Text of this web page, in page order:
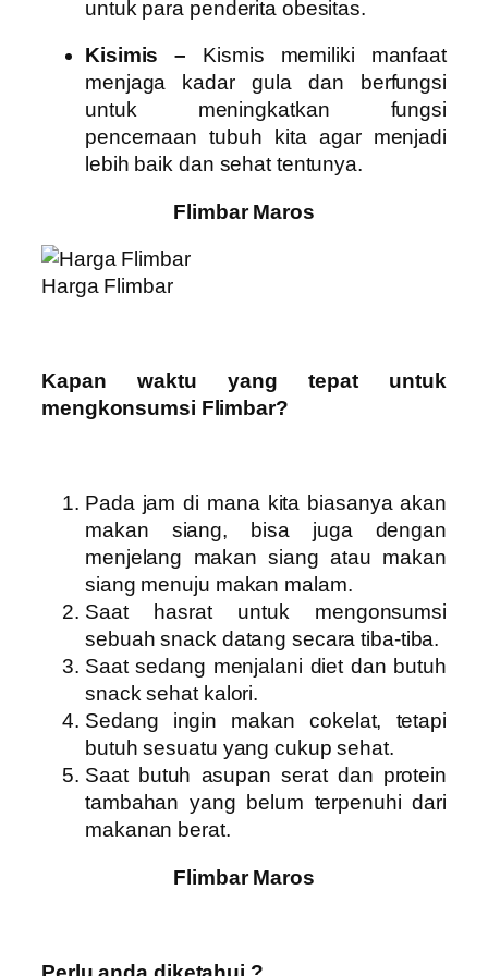
untuk para penderita obesitas.
Kisimis – Kismis memiliki manfaat
menjaga kadar gula dan berfungsi
untuk meningkatkan fungsi
pencernaan tubuh kita agar menjadi
lebih baik dan sehat tentunya.
Flimbar Maros
Harga Flimbar
Kapan waktu yang tepat untuk
mengkonsumsi Flimbar?
Pada jam di mana kita biasanya akan
makan siang, bisa juga dengan
menjelang makan siang atau makan
siang menuju makan malam.
Saat hasrat untuk mengonsumsi
sebuah snack datang secara tiba-tiba.
Saat sedang menjalani diet dan butuh
snack sehat kalori.
Sedang ingin makan cokelat, tetapi
butuh sesuatu yang cukup sehat.
Saat butuh asupan serat dan protein
tambahan yang belum terpenuhi dari
makanan berat.
Flimbar Maros